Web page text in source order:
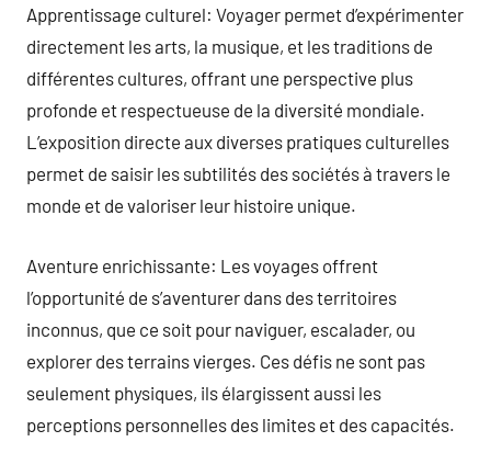
Apprentissage culturel: Voyager permet d’expérimenter
directement les arts, la musique, et les traditions de
différentes cultures, offrant une perspective plus
profonde et respectueuse de la diversité mondiale.
L’exposition directe aux diverses pratiques culturelles
permet de saisir les subtilités des sociétés à travers le
monde et de valoriser leur histoire unique.
Aventure enrichissante: Les voyages offrent
l’opportunité de s’aventurer dans des territoires
inconnus, que ce soit pour naviguer, escalader, ou
explorer des terrains vierges. Ces défis ne sont pas
seulement physiques, ils élargissent aussi les
perceptions personnelles des limites et des capacités.